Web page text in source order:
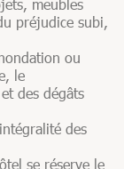
meubles
préjudice subi,
ou
le
des dégâts
des
se réserve le